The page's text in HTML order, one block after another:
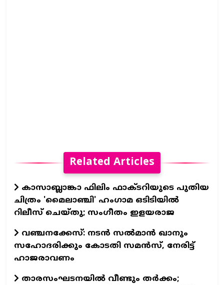
Related Articles
കാസാബ്ലാങ്കാ ഫിലിം ഫാക്ടറിയുടെ പുതിയ
ചിത്രം 'മൈലാഞ്ചി' ഹംഗാമ ഒടിടിയില്‍
റിലീസ് ചെയ്തു; സംഗീതം ഇളയരാജ
വഞ്ചനക്കേസ്: നടന്‍ സല്‍മാന്‍ ഖാനും
സഹോദരിക്കും കോടതി സമന്‍സ്, നേരിട്ട്
ഹാജരാവണം
താരസംഘടനയില്‍ വീണ്ടും തര്‍ക്കം;